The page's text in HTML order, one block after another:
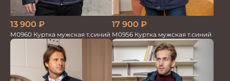
13 900 ₽
М0960 Куртка мужская т.синий
17 900 ₽
М0956 Куртка мужская т.синий